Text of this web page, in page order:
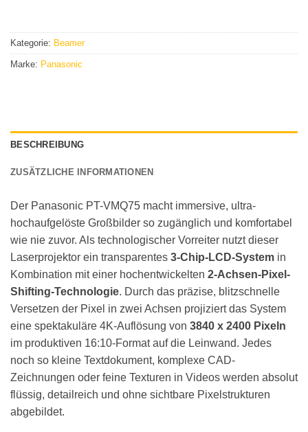
Kategorie: Beamer
Marke: Panasonic
BESCHREIBUNG
ZUSÄTZLICHE INFORMATIONEN
Der Panasonic PT-VMQ75 macht immersive, ultra-
hochaufgelöste Großbilder so zugänglich und komfortabel
wie nie zuvor. Als technologischer Vorreiter nutzt dieser
Laserprojektor ein transparentes 3-Chip-LCD-System in
Kombination mit einer hochentwickelten 2-Achsen-Pixel-
Shifting-Technologie. Durch das präzise, blitzschnelle
Versetzen der Pixel in zwei Achsen projiziert das System
eine spektakuläre 4K-Auflösung von 3840 x 2400 Pixeln
im produktiven 16:10-Format auf die Leinwand. Jedes
noch so kleine Textdokument, komplexe CAD-
Zeichnungen oder feine Texturen in Videos werden absolut
flüssig, detailreich und ohne sichtbare Pixelstrukturen
abgebildet.